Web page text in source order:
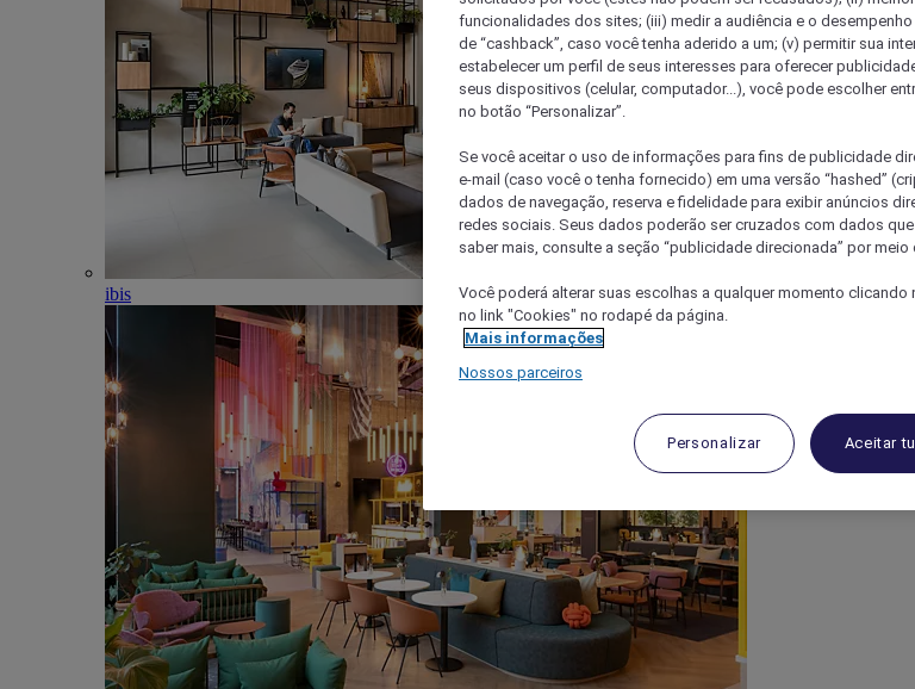
ibis
funcionalidades dos sites; (iii) medir a audiência e o
de “cashback”, caso você tenha aderido a um; (v) permitir sua
estabelecer um perfil de seus interesses para oferecer
seus dispositivos (celular, computador...), você pode escolher
no botão “Personalizar”.
Se você aceitar o uso de informações para fins de publicidade
e-mail (caso você o tenha fornecido) em uma versão “hashed”
dados de navegação, reserva e fidelidade para exibir anúncios
redes sociais. Seus dados poderão ser cruzados com dados
saber mais, consulte a seção “publicidade direcionada” por meio
Você poderá alterar suas escolhas a qualquer momento clicando
no link "Cookies" no rodapé da página.
Mais informações
Nossos parceiros
Personalizar Aceitar